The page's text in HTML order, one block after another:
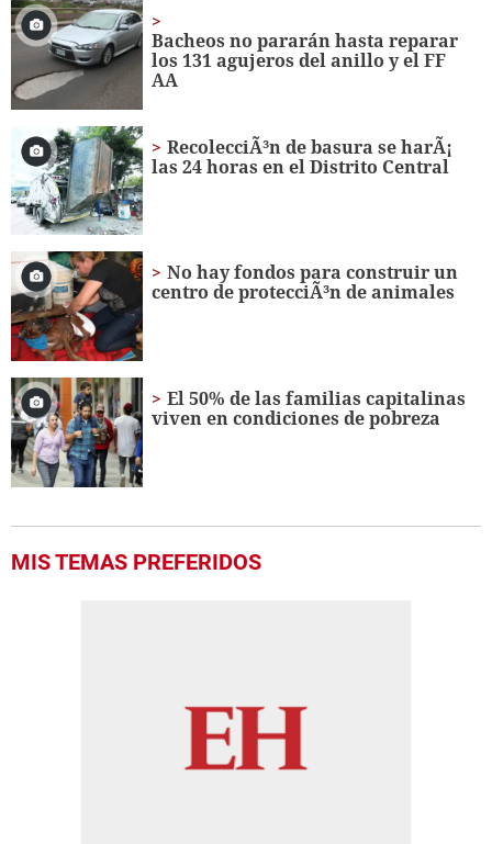
1
minute,
56
seconds
Bacheos no pararán hasta reparar
los 131 agujeros del anillo y el FF
AA
RecolecciÃ³n de basura se harÃ¡
las 24 horas en el Distrito Central
No hay fondos para construir un
centro de protecciÃ³n de animales
El 50% de las familias capitalinas
viven en condiciones de pobreza
MIS TEMAS PREFERIDOS